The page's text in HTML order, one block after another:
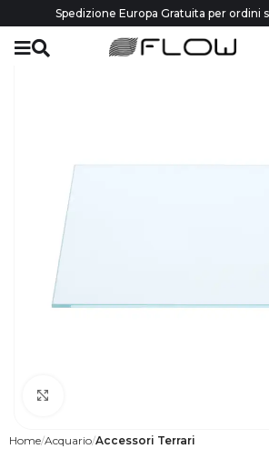
Spedizione Europa Gratuita per ordini
Home Acquario Accessori Terrari